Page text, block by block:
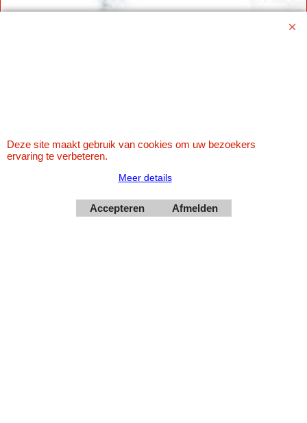
info@karaoke-jo.nl
Deze site maakt gebruik van cookies om uw bezoekers
ervaring te verbeteren.
Meer details
Accepteren Afmelden